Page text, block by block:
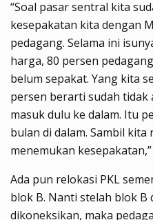
“Soal pasar sentral kita
kesepakatan kita dengan
pedagang. Selama ini
harga, 80 persen
belum sepakat. Yang kita
persen berarti sudah tidak
masuk dulu ke dalam. Itu
bulan di dalam. Sambil kita
menemukan
Ada pun relokasi PKL
blok B. Nanti stelah blok B
dikoneksikan, maka